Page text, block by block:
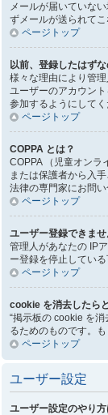
メールが届いていな
ずメールが送られて
ページトップ
以前、登録したはず
様々な理由により管
ユーザーのアカウン
参加するようにしてく
ページトップ
COPPA とは？
COPPA （児童オンラ
または保護者から入
法律の専門家にお問
ページトップ
ユーザー登録できませ
管理人があなたの IP
ー登録を停止してい
ページトップ
cookie を消去したら
“掲示板の cookie を
るためのものです。
ページトップ
ユーザー設定
ユーザー設定のやり方